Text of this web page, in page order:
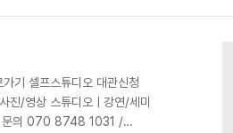
인 명덕여중 학..
기 셀프스튜디오 대관신청
진/영상 스튜디오ㅣ강연/세미
문의 070 8748 1031 /